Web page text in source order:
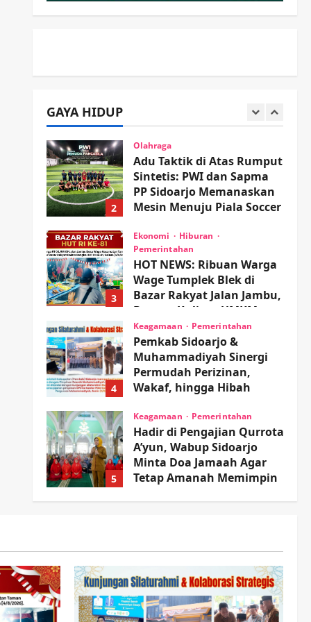
GAYA HIDUP
1
Anugerah Utama
Pertaruhkan Jaminan Rp
100 Juta?
wartanusa 5 Agustus 2026
2
Olahraga
Adu Taktik di Atas Rumput
Sintetis: PWI dan Sapma
PP Sidoarjo Memanaskan
Mesin Menuju Piala Soccer
3
Ekonomi
Hiburan
Pemerintahan
HOT NEWS: Ribuan Warga
Wage Tumplek Blek di
Bazar Rakyat Jalan Jambu,
Borong Kuliner UMKM
Sambil Nonton Jaranan!
wartanusa 4 Agustus 2026
4
Keagamaan Pemerintahan
Pemkab Sidoarjo &
Muhammadiyah Sinergi
Permudah Perizinan,
Wakaf, hingga Hibah
5
Keagamaan Pemerintahan
Hadir di Pengajian Qurrota
A’yun, Wabup Sidoarjo
Minta Doa Jamaah Agar
Tetap Amanah Memimpin
Proyek RSUD Sibar Rp 9,9
M, Beranikah CV Tiga
Anugerah Utama
Pertaruhkan Jaminan Rp
100 Juta?
Olahraga
Adu Taktik di Atas Rumput